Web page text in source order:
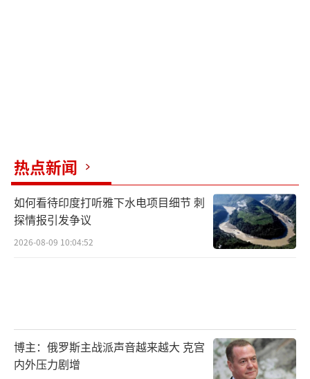
热点新闻
如何看待印度打听雅下水电项目细节 刺
探情报引发争议
2026-08-09 10:04:52
博主：俄罗斯主战派声音越来越大 克宫
内外压力剧增